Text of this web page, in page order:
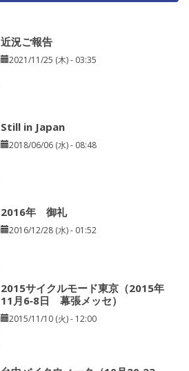
近況ご報告
2021/11/25 (木) - 03:35
Still in Japan
2018/06/06 (水) - 08:48
2016年 御礼
2016/12/28 (水) - 01:52
2015サイクルモード東京（2015年
11月6‐8日 幕張メッセ）
2015/11/10 (火) - 12:00